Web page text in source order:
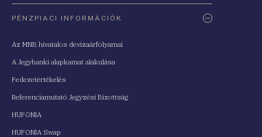
PÉNZPIACI INFORMÁCIÓK
Az MNB hivatalos devizaárfolyamai
A Jegybanki alapkamat alakulása
Fedezetértékelés
Referenciamutató Jegyzési Bizottság
HUFONIA
HUFONIA Swap